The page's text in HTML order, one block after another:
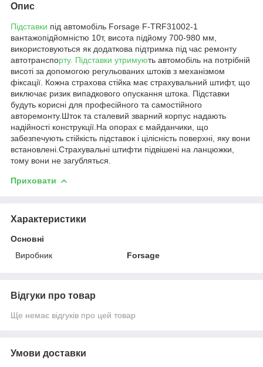
Опис
Підставки під автомобіль Forsage F-TRF31002-1
вантажопідйомністю 10т, висота підйому 700-980 мм,
використовуються як додаткова підтримка під час ремонту
автотранспорту. Підставки утримують автомобіль на потрібній
висоті за допомогою регульованих штоків з механізмом
фіксації. Кожна страхова стійка має страхувальний штифт, що
виключає ризик випадкового опускання штока. Підставки
будуть корисні для професійного та самостійного
авторемонту.Шток та сталевий зварний корпус надають
надійності конструкції.На опорах є майданчики, що
забезпечують стійкість підставок і цілісність поверхні, яку вони
встановлені.Страхувальні штифти підвішені на ланцюжки,
тому вони не загубляться.
Приховати
Характеристики
Основні
Виробник
Forsage
Відгуки про товар
Ще немає відгуків про цей товар
Умови доставки